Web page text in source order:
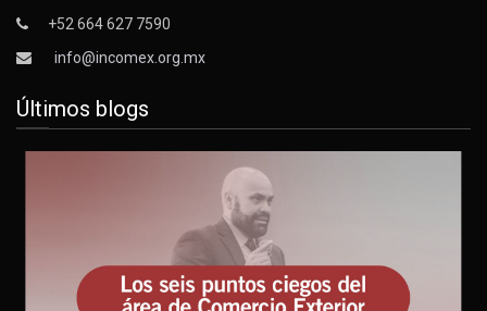
+52 664 627 7590
info@incomex.org.mx
Últimos blogs